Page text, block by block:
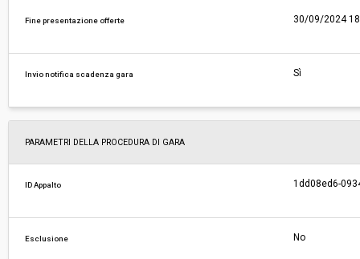
Fine presentazione offerte 30/09/2024
Invio notifica scadenza gara Sì
PARAMETRI DELLA PROCEDURA DI GARA
ID Appalto 1dd08ed6-
Esclusione No